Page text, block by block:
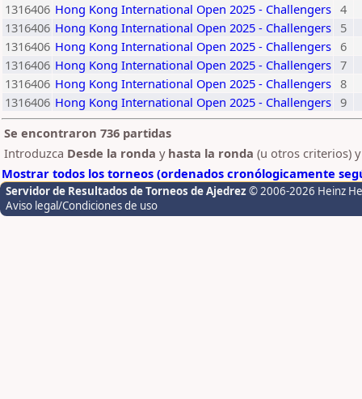
1316406 Hong Kong International Open 2025 - Challengers 4
1316406 Hong Kong International Open 2025 - Challengers 5
1316406 Hong Kong International Open 2025 - Challengers 6
1316406 Hong Kong International Open 2025 - Challengers 7
1316406 Hong Kong International Open 2025 - Challengers 8
1316406 Hong Kong International Open 2025 - Challengers 9
Se encontraron 736 partidas
Introduzca Desde la ronda y hasta la ronda (u otros criterios)
Mostrar todos los torneos (ordenados cronólogicamente
Servidor de Resultados de Torneos de Ajedrez © 2006-2026 Heinz
Aviso legal/Condiciones de uso